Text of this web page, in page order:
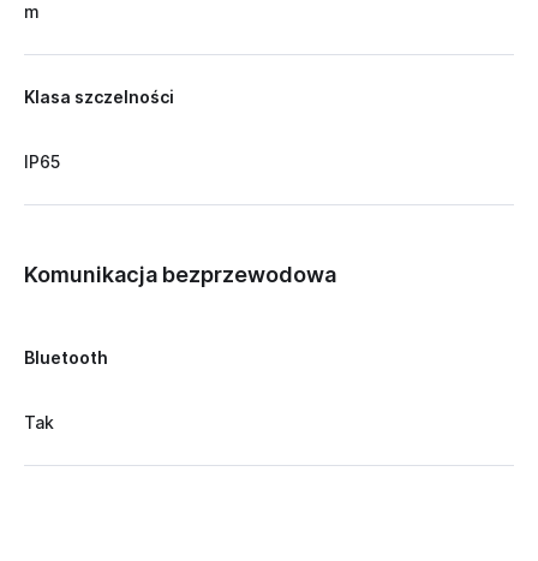
m
Klasa szczelności
IP65
Komunikacja bezprzewodowa
Bluetooth
Tak